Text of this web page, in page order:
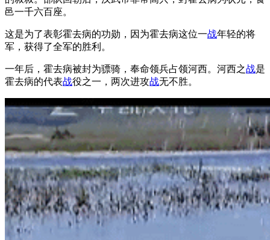
邑一千六百座。
这是为了表彰霍去病的功勋，因为霍去病这位一战年轻的将
军，获得了全军的胜利。
一年后，霍去病被封为骠骑，奉命领兵占领河西。河西之战是
霍去病的代表战役之一，两次进攻战无不胜。